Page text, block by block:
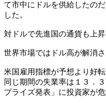
て市中にドルを供給したの
した。
対ドルで先進国の通貨も上
世界市場ではドル高が解消
米国雇用指標が予想より好
同じ期間の失業率は１３．
プライズ発表」に投資家が